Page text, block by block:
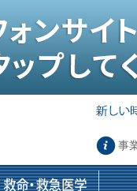
事